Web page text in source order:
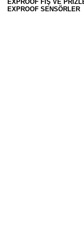
EXPROOF FIŞ VE
EXPROOF SENSÖRLER